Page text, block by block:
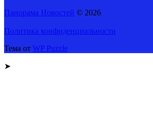
Панорама Новостей © 2026
Политика конфиденциальности
Тема от WP Puzzle
➤